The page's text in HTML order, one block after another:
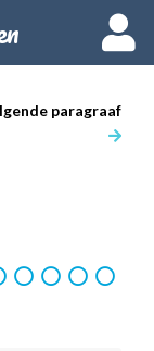
paragraaf